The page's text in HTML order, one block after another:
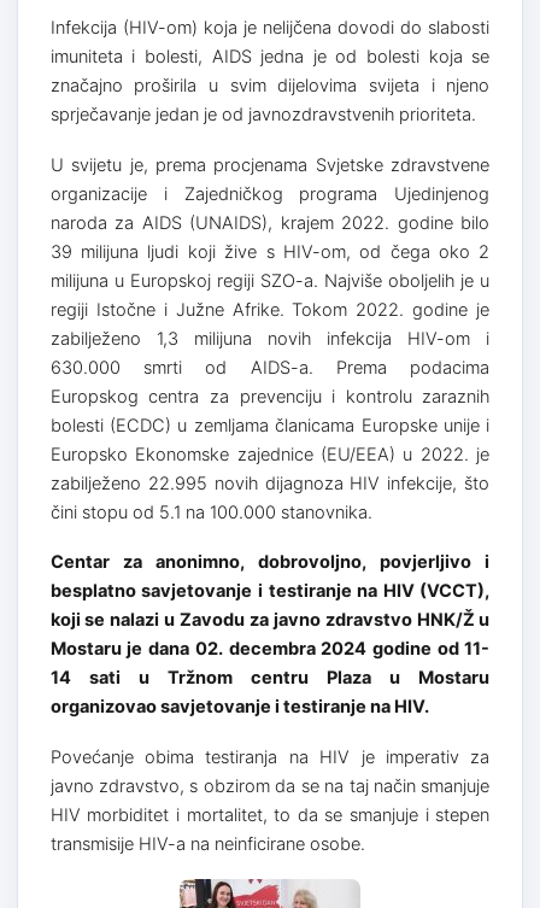
Infekcija (HIV-om) koja je nelijčena dovodi do slabosti
imuniteta i bolesti, AIDS jedna je od bolesti koja se
značajno proširila u svim dijelovima svijeta i njeno
sprječavanje jedan je od javnozdravstvenih prioriteta.
U svijetu je, prema procjenama Svjetske zdravstvene
organizacije i Zajedničkog programa Ujedinjenog
naroda za AIDS (UNAIDS), krajem 2022. godine bilo
39 milijuna ljudi koji žive s HIV-om, od čega oko 2
milijuna u Europskoj regiji SZO-a. Najviše oboljelih je u
regiji Istočne i Južne Afrike. Tokom 2022. godine je
zabilježeno 1,3 milijuna novih infekcija HIV-om i
630.000 smrti od AIDS-a. Prema podacima
Europskog centra za prevenciju i kontrolu zaraznih
bolesti (ECDC) u zemljama članicama Europske unije i
Europsko Ekonomske zajednice (EU/EEA) u 2022. je
zabilježeno 22.995 novih dijagnoza HIV infekcije, što
čini stopu od 5.1 na 100.000 stanovnika.
Centar za anonimno, dobrovoljno, povjerljivo i
besplatno savjetovanje i testiranje na HIV (VCCT),
koji se nalazi u Zavodu za javno zdravstvo HNK/Ž u
Mostaru je dana 02. decembra 2024 godine od 11-
14 sati u Tržnom centru Plaza u Mostaru
organizovao savjetovanje i testiranje na HIV.
Povećanje obima testiranja na HIV je imperativ za
javno zdravstvo, s obzirom da se na taj način smanjuje
HIV morbiditet i mortalitet, to da se smanjuje i stepen
transmisije HIV-a na neinficirane osobe.